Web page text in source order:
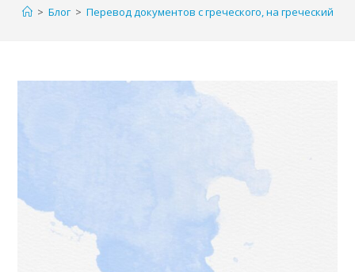
> Блог > Перевод документов с греческого, на греческий